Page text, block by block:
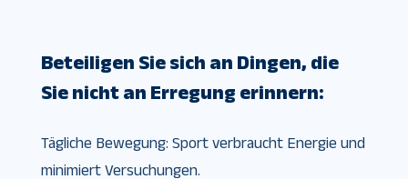
Beteiligen Sie sich an Dingen, die
Sie nicht an Erregung erinnern:
Tägliche Bewegung: Sport verbraucht Energie und
minimiert Versuchungen.